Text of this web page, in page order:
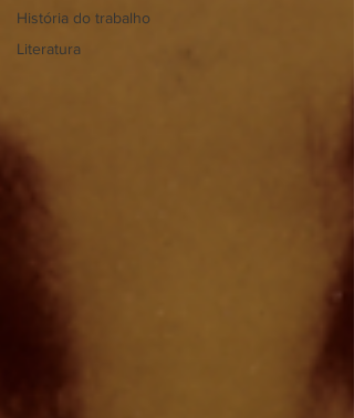
História do trabalho
Literatura